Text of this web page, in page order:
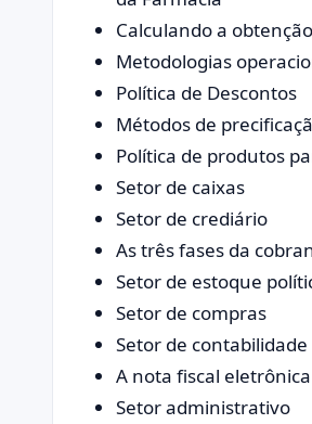
Calculando a
Metodologias
Política de Descontos
Métodos de
Política de produtos
Setor de caixas
Setor de crediário
As três fases da
Setor de estoque
Setor de compras
Setor de contabilidade
A nota fiscal
Setor administrativo